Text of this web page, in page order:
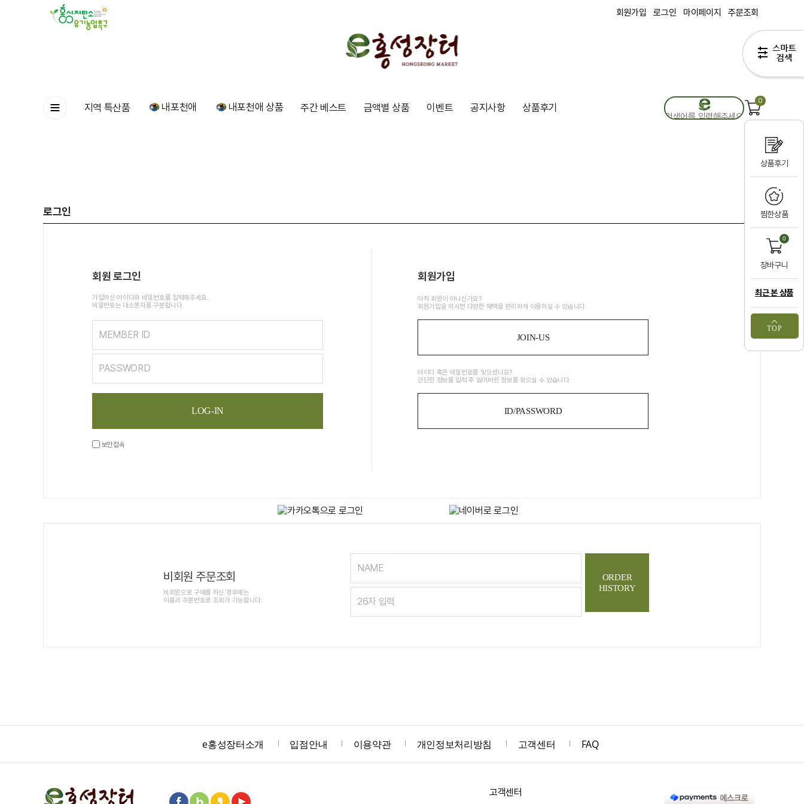
상품후기
찜한상품
0
장바구니
최근 본 상품
TOP
회원가입 로그인 마이페이지 주문조회
지역 특산품 내포천애 내포천애 상품 주간 베스트 금액별 상품 이벤트 공지사항 상품후기
0
로그인
회원 로그인
가입하신 아이디와 비밀번호를 입력해주세요.
비밀번호는 대소문자를 구분합니다.
MEMBER ID
PASSWORD
LOG-IN
보안접속
회원가입
아직 회원이 아니신가요?
회원가입을 하시면 다양한 혜택을 편리하게 이용하실 수 있습니다.
JOIN-US
아이디 혹은 비밀번호를 잊으셨나요?
간단한 정보를 입력 후 잃어버린 정보를 찾으실 수 있습니다.
ID/PASSWORD
비회원 주문조회
비회원으로 구매를 하신 경우에는
이름과 주문번호로 조회가 가능합니다.
NAME
ORDER
HISTORY
e홍성장터소개 입점안내 이용약관 개인정보처리방침 고객센터 FAQ
고객센터